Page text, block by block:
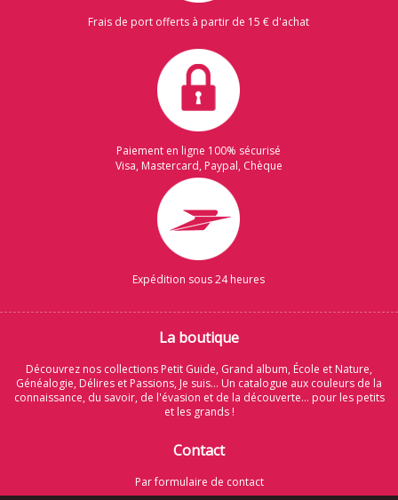
Frais de port offerts à partir de 15 € d'achat
Paiement en ligne 100% sécurisé
Visa, Mastercard, Paypal, Chèque
Expédition sous 24 heures
La boutique
Découvrez nos collections Petit Guide, Grand album, École et Nature,
Généalogie, Délires et Passions, Je suis... Un catalogue aux couleurs de la
connaissance, du savoir, de l'évasion et de la découverte... pour les petits
et les grands !
Contact
Par formulaire de contact